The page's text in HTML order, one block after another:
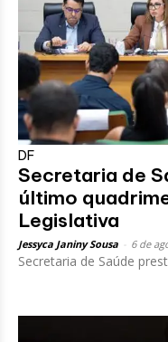
DF
Secretaria de
último
Legislativa
Jessyca Janiny Sousa 6 de
Secretaria de Saúde